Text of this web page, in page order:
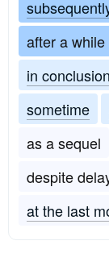
after a while
in conclusion
sometime
as a sequel
despite
at the last